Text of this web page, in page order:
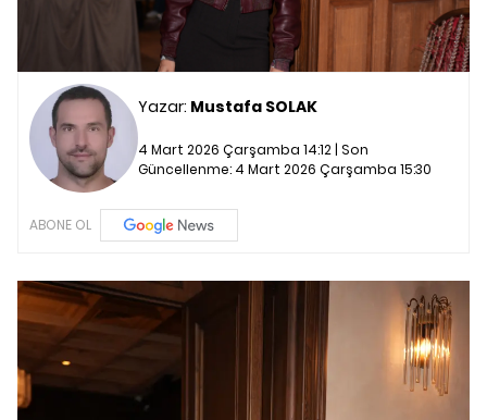
Yazar: Mustafa SOLAK
4 Mart 2026 Çarşamba 14:12 | Son
Güncellenme: 4 Mart 2026 Çarşamba 15:30
ABONE OL